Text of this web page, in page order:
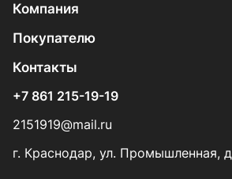
Компания
Покупателю
Контакты
+7 861 215-19-19
2151919@mail.ru
г. Краснодар, ул. Промышленная,